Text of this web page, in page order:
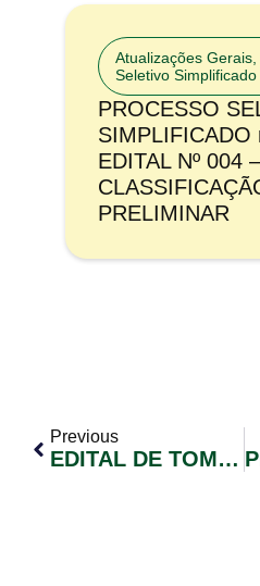
Atualizações Gerais
Seletivo Simplificado
PROCESSO
SIMPLIFICADO
EDITAL Nº 004 –
PRELIMINAR
Previous
EDITAL DE TOMADA DE PREÇOS Nº 05/2022 – CONSTRUÇÃO DE UMA PONTE EM VIA RURAL